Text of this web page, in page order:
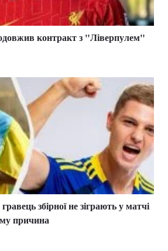
контракт з "Ліверпулем"
збірної не зіграють у матчі
причина